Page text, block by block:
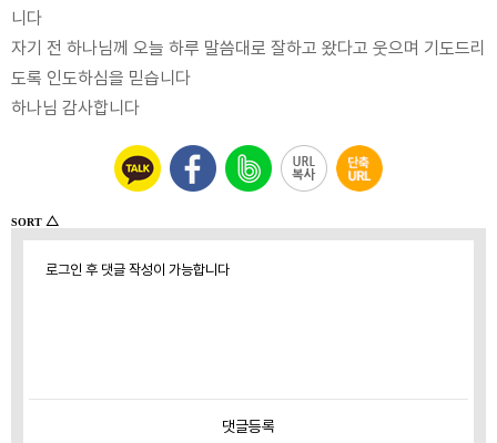
니다
자기 전 하나님께 오늘 하루 말씀대로 잘하고 왔다고 웃으며 기도드리
도록 인도하심을 믿습니다
하나님 감사합니다
SORT △
로그인 후 댓글 작성이 가능합니다
댓글등록